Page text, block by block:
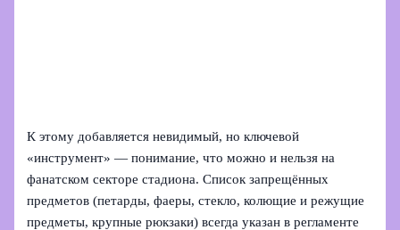
К этому добавляется невидимый, но ключевой
«инструмент» — понимание, что можно и нельзя на
фанатском секторе стадиона. Список запрещённых
предметов (петарды, фаеры, стекло, колющие и режущие
предметы, крупные рюкзаки) всегда указан в регламенте